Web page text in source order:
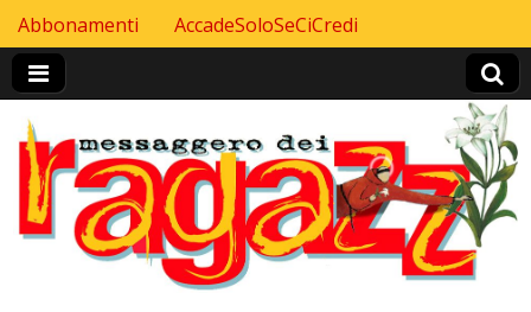
Header Top menu
Skip to content
Abbonamenti AccadeSoloSeCiCredi